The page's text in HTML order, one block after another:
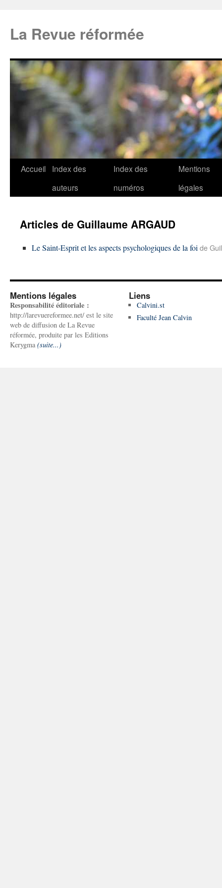
La Revue réformée
Accueil
Index des
auteurs
Index des
numéros
Mentions
légales
Articles de Guillaume ARGAUD
Le Saint-Esprit et les aspects psychologiques de la foi de
Mentions légales
Responsabilité éditoriale :
http://larevuereformee.net/ est le site
web de diffusion de La Revue
réformée, produite par les Editions
Kerygma (suite...)
Liens
Calvini.st
Faculté Jean Calvin